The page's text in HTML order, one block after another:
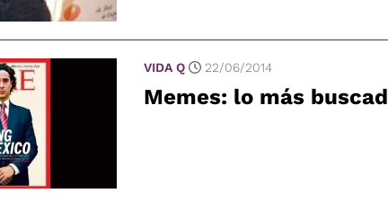
VIDA Q 22/06/2014
Memes: lo más